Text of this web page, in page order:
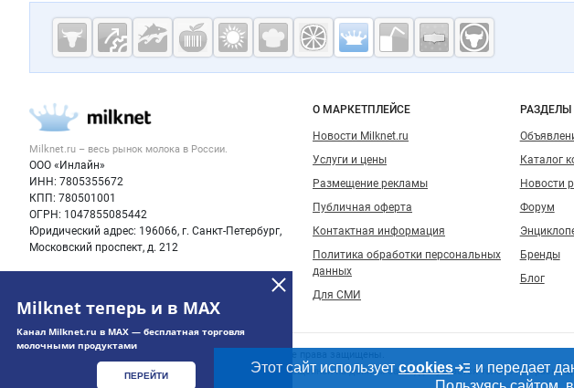
Milknet теперь и в MAX
Канал Milknet.ru в MAX — бесплатная торговля
молочными продуктами
ПЕРЕЙТИ
Дополнительная информация
Cсылки на полезные проекты
Молочная
промышленность
Milknet.ru
Важные разделы и контакты
Milknet.ru – весь рынок молока в России.
ООО «Инлайн»
ИНН: 7805355672
КПП: 780501001
ОГРН: 1047855085442
Юридический адрес: 196066, г. Санкт-Петербург,
Московский проспект, д. 212
Навигация по сайту
О МАРКЕТПЛЕЙСЕ
Новости Milknet.ru
Услуги и цены
Размещение рекламы
Публичная оферта
Контактная информация
Политика обработки персональных
данных
Для СМИ
РАЗДЕЛЫ
Каталог
Новости
Форум
Бренды
Блог
Счетчики, авторское право, логотипы
Использование информации, размещенной на данном сайте, допускается только при
Этот сайт использует cookies
и передает